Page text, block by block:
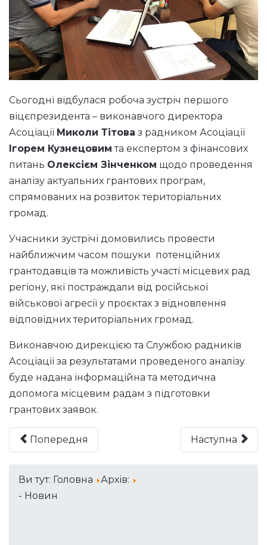
Сьогодні відбулася робоча зустріч першого
віцєпрезидента – виконавчого директора
Асоціації Миколи Тітова з радником Асоціації
Ігорем Кузнецовим та експертом з фінансових
питань Олексієм Зінченком щодо проведення
аналізу актуальних грантових програм,
спрямованих на розвиток територіальних
громад.
Учасники зустрічі домовились провести
найближчим часом пошуки потенційних
грантодавців та можливість участі місцевих рад
регіону, які постраждали від російської
військової агресії у проєктах з відновлення
відповідних територіальних громад.
Виконавчою дирекцією та Службою радників
Асоціації за результатами проведеного аналізу
буде надана інформаційна та методична
допомога місцевим радам з підготовки
грантових заявок.
Попередня Наступна
Ви тут: Головна
Архів:
- Новин